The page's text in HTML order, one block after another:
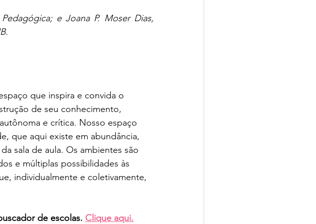
e Joana P. Moser Dias,
que inspira e convida o
de seu conhecimento,
e crítica. Nosso espaço
que aqui existe em abundância,
sala de aula. Os ambientes são
e múltiplas possibilidades às
individualmente e coletivamente,
de escolas. Clique aqui.